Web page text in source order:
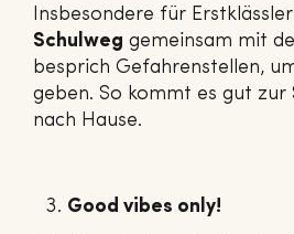
Insbesondere für
Schulweg gemeinsam mit
besprich Gefahrenstellen,
geben. So kommt es gut zur
nach Hause.
Good vibes only!